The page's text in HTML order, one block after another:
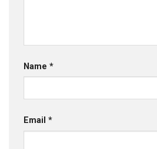
Name *
Email *